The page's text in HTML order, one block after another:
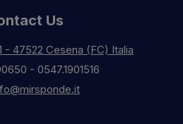
Us
- 47522 Cesena (FC) Italia
- 0547.1901516